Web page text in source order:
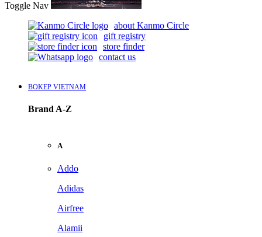
Toggle Nav
about Kanmo Circle
gift registry
store finder
contact us
BOKEP VIETNAM
Brand A-Z
A
Addo
Adidas
Airfree
Alamii